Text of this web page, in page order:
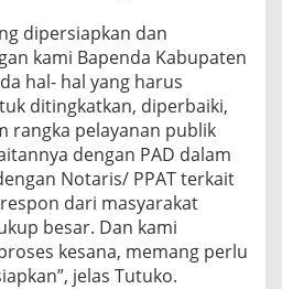
dipersiapkan dan
kami Bapenda Kabupaten
hal- hal yang harus
ditingkatkan, diperbaiki,
rangka pelayanan publik
dengan PAD dalam
Notaris/ PPAT terkait
dari masyarakat
besar. Dan kami
kesana, memang perlu
jelas Tutuko.